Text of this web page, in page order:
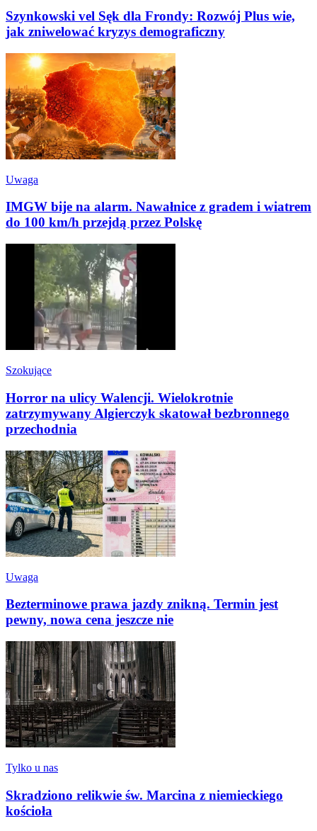
Szynkowski vel Sęk dla Frondy: Rozwój Plus wie,
jak zniwelować kryzys demograficzny
Uwaga
IMGW bije na alarm. Nawałnice z gradem i wiatrem
do 100 km/h przejdą przez Polskę
Szokujące
Horror na ulicy Walencji. Wielokrotnie
zatrzymywany Algierczyk skatował bezbronnego
przechodnia
Uwaga
Bezterminowe prawa jazdy znikną. Termin jest
pewny, nowa cena jeszcze nie
Tylko u nas
Skradziono relikwie św. Marcina z niemieckiego
kościoła